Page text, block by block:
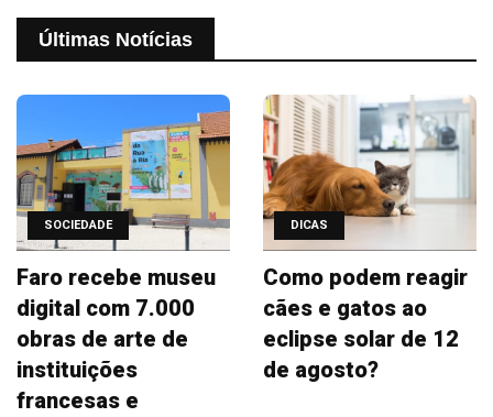
Últimas Notícias
SOCIEDADE
Faro recebe museu
digital com 7.000
obras de arte de
instituições
francesas e
DICAS
Como podem reagir
cães e gatos ao
eclipse solar de 12
de agosto?